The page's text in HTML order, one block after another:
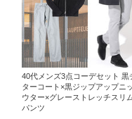
40代メンズ3点コーデセット 黒
ターコート×黒ジップアップニ
ウター×グレーストレッチスリ
パンツ